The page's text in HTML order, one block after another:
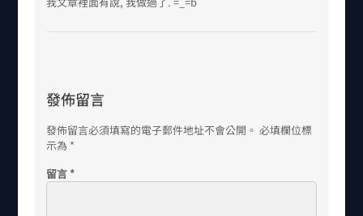
發佈留言
發佈留言必須填寫的電子郵件地址不會公開。 必填欄位標
示為 *
留言 *